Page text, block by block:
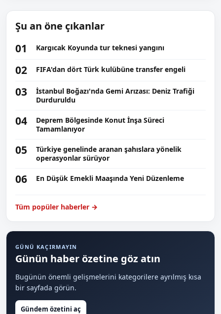
Şu an öne çıkanlar
01 Kargıcak Koyunda tur teknesi yangını
02 FIFA'dan dört Türk kulübüne transfer engeli
03
İstanbul Boğazı'nda Gemi Arızası: Deniz Trafiği
Durduruldu
04
Deprem Bölgesinde Konut İnşa Süreci
Tamamlanıyor
05
Türkiye genelinde aranan şahıslara yönelik
operasyonlar sürüyor
06 En Düşük Emekli Maaşında Yeni Düzenleme
Tüm popüler haberler →
GÜNÜ KAÇIRMAYIN
Günün haber özetine göz atın
Bugünün önemli gelişmelerini kategorilere ayrılmış kısa
bir sayfada görün.
Gündem özetini aç